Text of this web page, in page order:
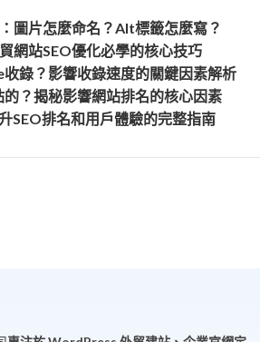
圖片怎麼命名？Alt標籤怎麼寫？
網站SEO優化必學的核心技巧
錄？影響收錄速度的關鍵因素解析
？揭秘影響網站排名的核心因素
SEO排名和用戶體驗的完整指南